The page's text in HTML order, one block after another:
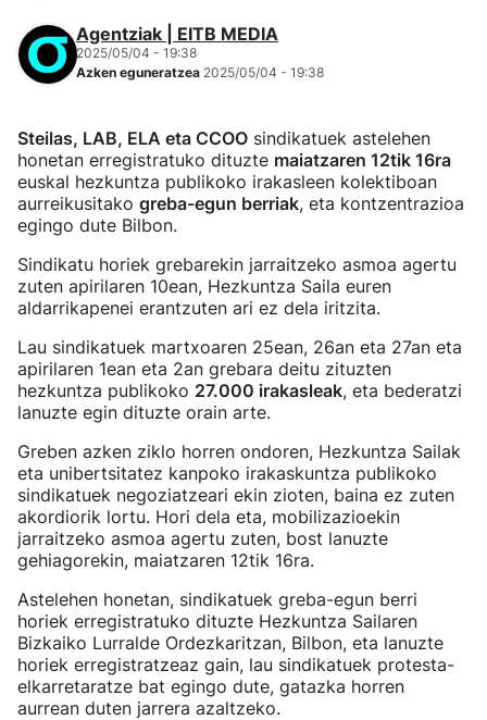
Agentziak | EITB MEDIA
2025/05/04 - 19:38
Azken eguneratzea 2025/05/04 - 19:38
Steilas, LAB, ELA eta CCOO sindikatuek astelehen
honetan erregistratuko dituzte maiatzaren 12tik 16ra
euskal hezkuntza publikoko irakasleen kolektiboan
aurreikusitako greba-egun berriak, eta kontzentrazioa
egingo dute Bilbon.
Sindikatu horiek grebarekin jarraitzeko asmoa agertu
zuten apirilaren 10ean, Hezkuntza Saila euren
aldarrikapenei erantzuten ari ez dela iritzita.
Lau sindikatuek martxoaren 25ean, 26an eta 27an eta
apirilaren 1ean eta 2an grebara deitu zituzten
hezkuntza publikoko 27.000 irakasleak, eta bederatzi
lanuzte egin dituzte orain arte.
Greben azken ziklo horren ondoren, Hezkuntza Sailak
eta unibertsitatez kanpoko irakaskuntza publikoko
sindikatuek negoziatzeari ekin zioten, baina ez zuten
akordiorik lortu. Hori dela eta, mobilizazioekin
jarraitzeko asmoa agertu zuten, bost lanuzte
gehiagorekin, maiatzaren 12tik 16ra.
Astelehen honetan, sindikatuek greba-egun berri
horiek erregistratuko dituzte Hezkuntza Sailaren
Bizkaiko Lurralde Ordezkaritzan, Bilbon, eta lanuzte
horiek erregistratzeaz gain, lau sindikatuek protesta-
elkarretaratze bat egingo dute, gatazka horren
aurrean duten jarrera azaltzeko.